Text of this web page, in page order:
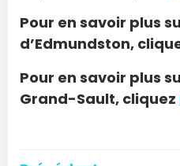
Pour en savoir plus
d’Edmundston,
Pour en savoir plus
Grand-Sault, cliquez